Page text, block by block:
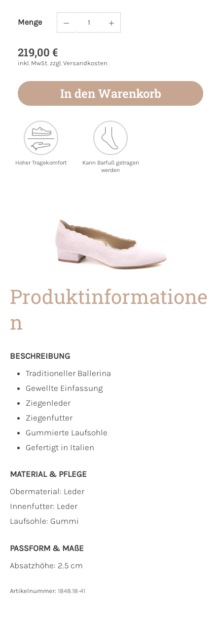
Menge
Produkt Anzahl: Gib den gewünschten
219,00 €
inkl. MwSt. zzgl. Versandkosten
In den Warenkorb
Hoher Tragekomfort
Kann Barfuß getragen
werden
Produktinformatione
n
BESCHREIBUNG
Traditioneller Ballerina
Gewellte Einfassung
Ziegenleder
Ziegenfutter
Gummierte Laufsohle
Gefertigt in Italien
MATERIAL & PFLEGE
Obermaterial: Leder
Innenfutter: Leder
Laufsohle: Gummi
PASSFORM & MAẞE
Absatzhöhe: 2.5 cm
Artikelnummer: 1848.18-41